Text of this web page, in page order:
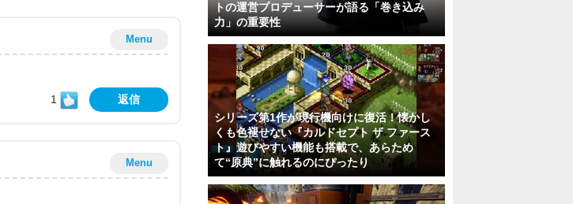
Menu
1 返信
Menu
トの運営プロデューサーが語る「巻き込み
力」の重要性
シリーズ第1作が現行機向けに復活！懐かし
くも色褪せない『カルドセプト ザ ファース
ト』遊びやすい機能も搭載で、あらため
て“原典”に触れるのにぴったり